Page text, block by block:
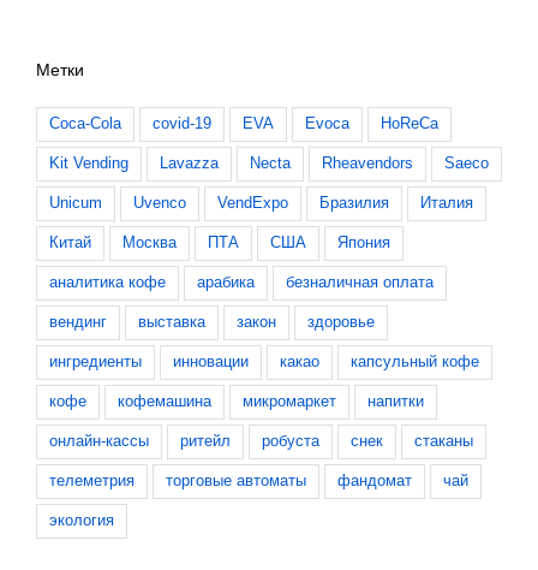
Метки
Coca-Cola covid-19 EVA Evoca HoReCa
Kit Vending Lavazza Necta Rheavendors Saeco
Unicum Uvenco VendExpo Бразилия Италия
Китай Москва ПТА США Япония
аналитика кофе арабика безналичная оплата
вендинг выставка закон здоровье
ингредиенты инновации какао капсульный кофе
кофе кофемашина микромаркет напитки
онлайн-кассы ритейл робуста снек стаканы
телеметрия торговые автоматы фандомат чай
экология